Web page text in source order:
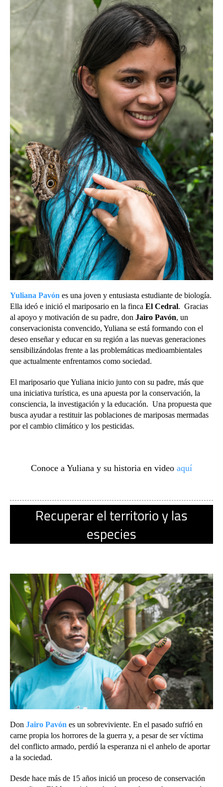
Yuliana Pavón es una joven y entusiasta estudiante de biología.
Ella ideó e inició el mariposario en la finca El Cedral. Gracias
al apoyo y motivación de su padre, don Jairo Pavón, un
conservacionista convencido, Yuliana se está formando con el
deseo enseñar y educar en su región a las nuevas generaciones
sensibilizándolas frente a las problemáticas medioambientales
que actualmente enfrentamos como sociedad.
El mariposario que Yuliana inicio junto con su padre, más que
una iniciativa turística, es una apuesta por la conservación, la
consciencia, la investigación y la educación. Una propuesta que
busca ayudar a restituir las poblaciones de mariposas mermadas
por el cambio climático y los pesticidas.
Conoce a Yuliana y su historia en video aquí
Recuperar el territorio y las
especies
Don Jairo Pavón es un sobreviviente. En el pasado sufrió en
carne propia los horrores de la guerra y, a pesar de ser víctima
del conflicto armado, perdió la esperanza ni el anhelo de aportar
a la sociedad.
Desde hace más de 15 años inició un proceso de conservación